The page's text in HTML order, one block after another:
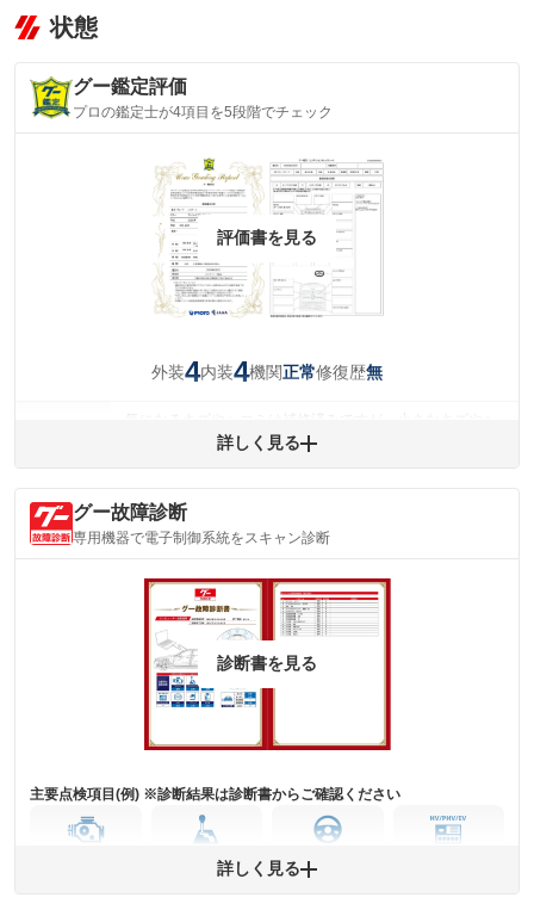
状態
グー鑑定評価
プロの鑑定士が4項目を5段階でチェック
評価書を見る
外装4内装4機関正常修復歴無
コミが残っています。
内装
(内装状態)
気になる汚れ等が、部分的にあります。
詳細は鑑定書をご確認ください。
※グー鑑定は保証サービスではございません。購入時は必ず現車をご確認
※実際にお渡しするコンディションチェックシートにつきましては、形式
※グー鑑定の評価はあくまでも記載している鑑定日の鑑定結果となりま
詳しく見る
グー故障診断
専用機器で電子制御系統をスキャン診断
診断書を見る
主要点検項目(例) ※診断結果は診断書からご確認ください
ミッション
ステアリング
詳しく見る